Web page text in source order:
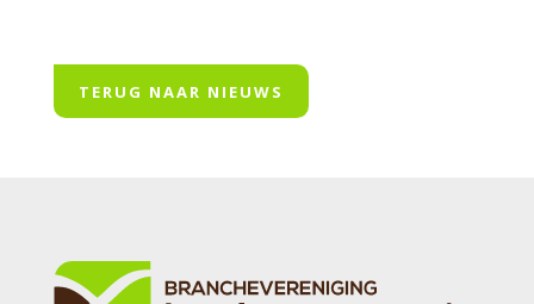
TERUG NAAR NIEUWS